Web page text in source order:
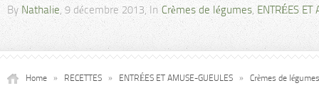
By Nathalie, 9 décembre 2013, In Crèmes de légumes,ENTRÉES ET
Home » RECETTES » ENTRÉES ET AMUSE-GUEULES » Crèmes de légumes